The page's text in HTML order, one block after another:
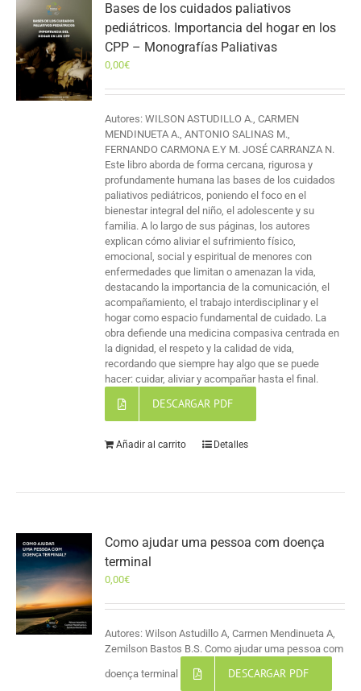
Bases de los cuidados paliativos
pediátricos. Importancia del hogar en los
CPP – Monografías Paliativas
0,00€
Autores: WILSON ASTUDILLO A., CARMEN
MENDINUETA A., ANTONIO SALINAS M.,
FERNANDO CARMONA E.Y M. JOSÉ CARRANZA N.
Este libro aborda de forma cercana, rigurosa y
profundamente humana las bases de los cuidados
paliativos pediátricos, poniendo el foco en el
bienestar integral del niño, el adolescente y su
familia. A lo largo de sus páginas, los autores
explican cómo aliviar el sufrimiento físico,
emocional, social y espiritual de menores con
enfermedades que limitan o amenazan la vida,
destacando la importancia de la comunicación, el
acompañamiento, el trabajo interdisciplinar y el
hogar como espacio fundamental de cuidado. La
obra defiende una medicina compasiva centrada en
la dignidad, el respeto y la calidad de vida,
recordando que siempre hay algo que se puede
hacer: cuidar, aliviar y acompañar hasta el final.
DESCARGAR PDF
Añadir al carrito Detalles
Como ajudar uma pessoa com doença
terminal
0,00€
Autores: Wilson Astudillo A, Carmen Mendinueta A,
Zemilson Bastos B.S. Como ajudar uma pessoa com
doença terminal DESCARGAR PDF